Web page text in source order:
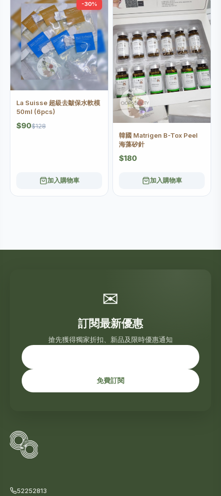
-30%
La Suisse 超級去皺保水軟模
50ml (6pcs)
$90$128
加入購物車
韓國 Matrigen B-Tox Peel
海藻矽針
$180
加入購物車
✉
訂閱最新優惠
搶先獲得獨家折扣、新品及限時優惠通知
免費訂閱
52252813